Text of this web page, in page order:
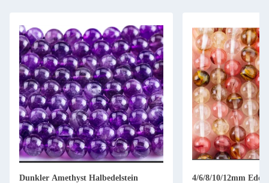
Dunkler Amethyst Halbedelstein
4/6/8/10/12mm